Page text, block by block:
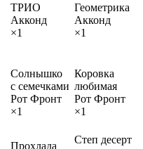
ТРИО
Акконд
×1
Геометрика
Акконд
×1
Солнышко
с семечками
Рот Фронт
×1
Коровка
любимая
Рот Фронт
×1
Прохлада
Степ десерт